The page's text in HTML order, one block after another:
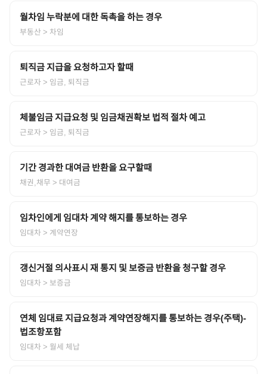
월차임 누락분에 대한 독촉을 하는 경우
부동산 > 차임
퇴직금 지급을 요청하고자 할때
근로자> 임금, 퇴직금
체불임금 지급요청 및 임금채권확보 법적 절차 예고
근로자> 임금, 퇴직금
기간 경과한 대여금 반환을 요구할때
채권,채무 > 대여금
임차인에게 임대차 계약 해지를 통보하는 경우
임대차> 계약연장
갱신거절 의사표시 재 통지 및 보증금 반환을 청구할 경우
임대차> 보증금
연체 임대료 지급요청과 계약연장해지를 통보하는 경우(주택)-
법조항포함
임대차> 월세 체납